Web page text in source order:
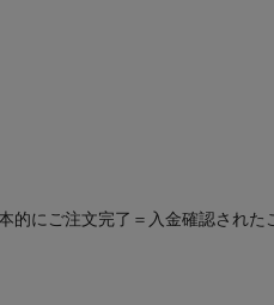
にご注文完了＝入金確認された